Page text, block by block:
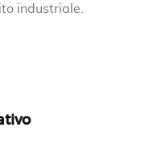
industriale.